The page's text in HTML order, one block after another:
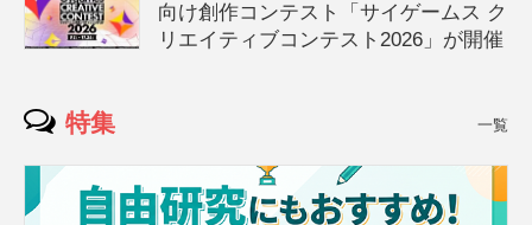
向け創作コンテスト「サイゲームス ク
リエイティブコンテスト2026」が開催
特集 一覧